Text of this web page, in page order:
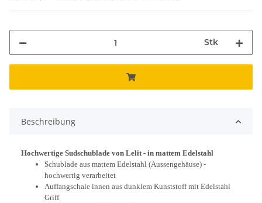
Stk
Beschreibung
Hochwertige Sudschublade von Lelit - in mattem Edelstahl
Schublade aus mattem Edelstahl (Aussengehäuse) -
hochwertig verarbeitet
Auffangschale innen aus dunklem Kunststoff mit Edelstahl
Griff